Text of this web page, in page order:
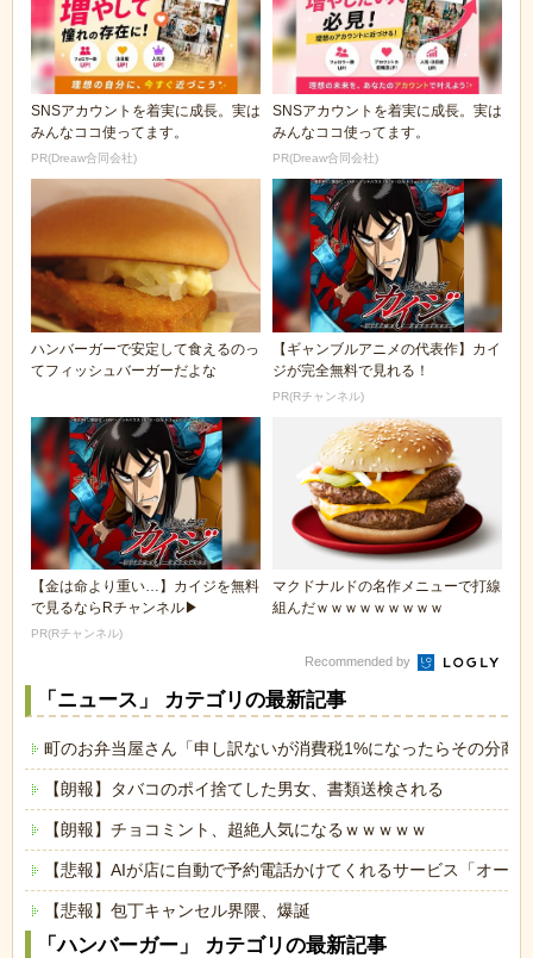
SNSアカウントを着実に成長。実は
みんなココ使ってます。
PR(Dreaw合同会社)
SNSアカウントを着実に成長。実は
みんなココ使ってます。
PR(Dreaw合同会社)
ハンバーガーで安定して食えるのっ
てフィッシュバーガーだよな
【ギャンブルアニメの代表作】カイ
ジが完全無料で見れる！
PR(Rチャンネル)
【金は命より重い…】カイジを無料
で見るならRチャンネル▶︎
PR(Rチャンネル)
マクドナルドの名作メニューで打線
組んだｗｗｗｗｗｗｗｗｗ
Recommended by
「ニュース」 カテゴリの最新記事
町のお弁当屋さん「申し訳ないが消費税1%になったらその分
【朗報】タバコのポイ捨てした男女、書類送検される
【朗報】チョコミント、超絶人気になるｗｗｗｗｗ
【悲報】AIが店に自動で予約電話かけてくれるサービス「オー
【悲報】包丁キャンセル界隈、爆誕
「ハンバーガー」 カテゴリの最新記事